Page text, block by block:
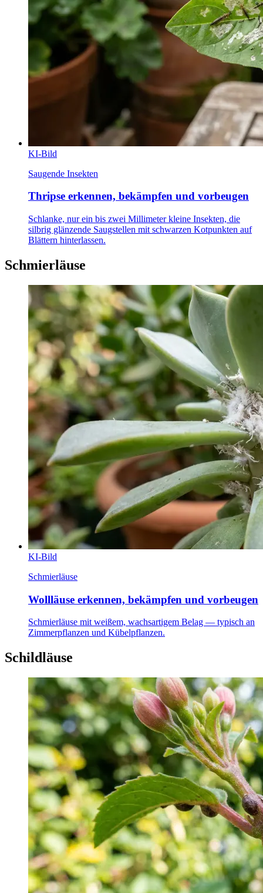
KI-Bild
Saugende Insekten
Thripse erkennen, bekämpfen und vorbeugen
Schlanke, nur ein bis zwei Millimeter kleine Insekten, die
silbrig glänzende Saugstellen mit schwarzen Kotpunkten auf
Blättern hinterlassen.
Schmierläuse
KI-Bild
Schmierläuse
Wollläuse erkennen, bekämpfen und vorbeugen
Schmierläuse mit weißem, wachsartigem Belag — typisch an
Zimmerpflanzen und Kübelpflanzen.
Schildläuse